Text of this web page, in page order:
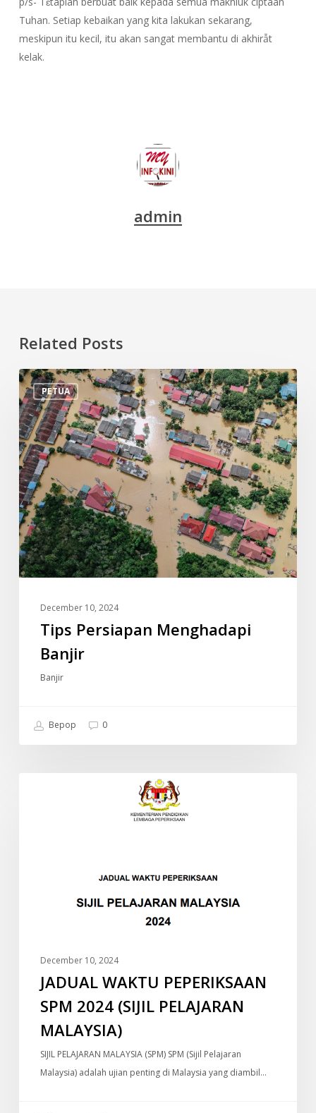
Tuhan. Setiap kebaikan yang kita lakukan sekarang,
meskipun itu kecil, itu akan sangat membantu di akhirẫt
kelak.
admin
Related Posts
PETUA
Tips
Persiapan
Menghadapi
Banjir
December 10, 2024
Tips Persiapan Menghadapi
Banjir
Banjir
Bepop 0
December 10, 2024
JADUAL WAKTU PEPERIKSAAN
SPM 2024 (SIJIL PELAJARAN
MALAYSIA)
SIJIL PELAJARAN MALAYSIA (SPM) SPM (Sijil Pelajaran
Malaysia) adalah ujian penting di Malaysia yang diambil…